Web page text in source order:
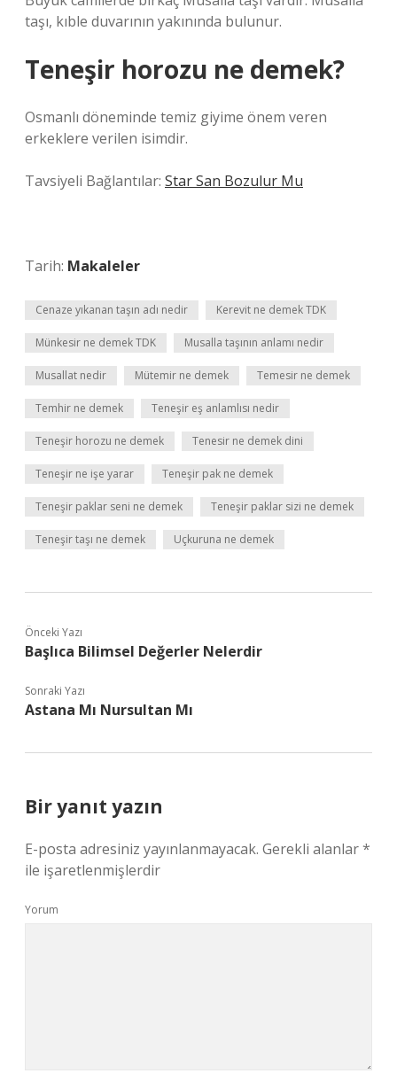
taşı, kıble duvarının yakınında bulunur.
Teneşir horozu ne demek?
Osmanlı döneminde temiz giyime önem veren
erkeklere verilen isimdir.
Tavsiyeli Bağlantılar: Star San Bozulur Mu
Tarih: Makaleler
Cenaze yıkanan taşın adı nedir Kerevit ne demek TDK
Münkesir ne demek TDK Musalla taşının anlamı nedir
Musallat nedir Mütemir ne demek Temesir ne demek
Temhir ne demek Teneşir eş anlamlısı nedir
Teneşir horozu ne demek Tenesir ne demek dini
Teneşir ne işe yarar Teneşir pak ne demek
Teneşir paklar seni ne demek Teneşir paklar sizi ne demek
Teneşir taşı ne demek Uçkuruna ne demek
Önceki Yazı
Başlıca Bilimsel Değerler Nelerdir
Sonraki Yazı
Astana Mı Nursultan Mı
Bir yanıt yazın
E-posta adresiniz yayınlanmayacak. Gerekli alanlar*
ile işaretlenmişlerdir
Yorum